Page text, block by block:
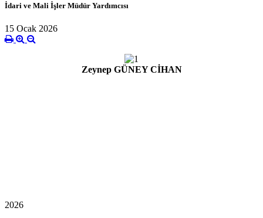
İdari ve Mali İşler Müdür Yardımcısı
15 Ocak 2026
Zeynep GÜNEY CİHAN
2026